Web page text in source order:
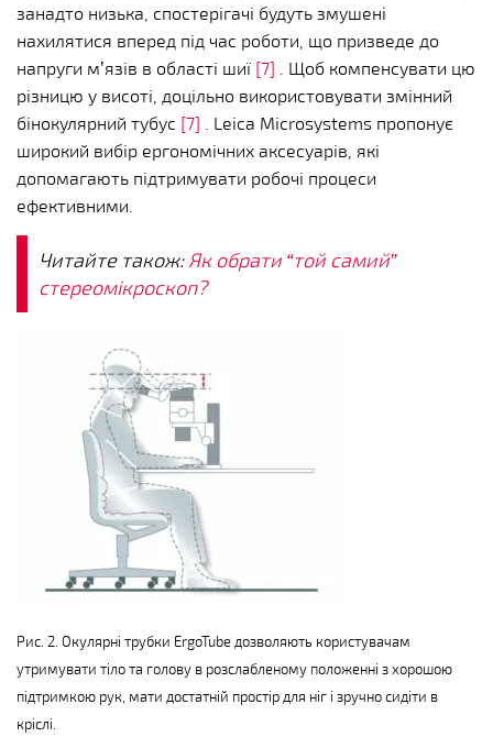
занадто низька, спостерігачі будуть змушені
нахилятися вперед під час роботи, що призведе до
напруги м’язів в області шиї [7] . Щоб компенсувати цю
різницю у висоті, доцільно використовувати змінний
бінокулярний тубус [7] . Leica Microsystems пропонує
широкий вибір ергономічних аксесуарів, які
допомагають підтримувати робочі процеси
ефективними.
Читайте також:Як обрати “той самий”
стереомікроскоп?
Рис. 2. Окулярні трубки ErgoTube дозволяють користувачам
утримувати тіло та голову в розслабленому положенні з хорошою
підтримкою рук, мати достатній простір для ніг і зручно сидіти в
кріслі.